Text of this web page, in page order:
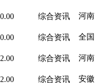
综合资讯 河南
综合资讯 全国
综合资讯 河南
综合资讯 安徽